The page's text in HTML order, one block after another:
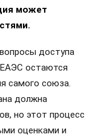
может
доступа
остаются
самого союза.
должна
но этот процесс
оценками и